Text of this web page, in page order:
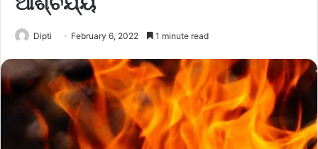
Dipti February 6, 2022 1 minute read